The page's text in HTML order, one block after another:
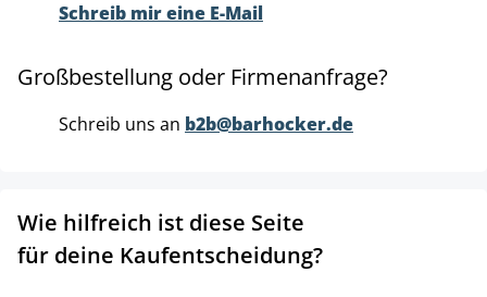
Schreib mir eine E-Mail
Großbestellung oder Firmenanfrage?
Schreib uns an b2b@barhocker.de
Wie hilfreich ist diese Seite
für deine Kaufentscheidung?